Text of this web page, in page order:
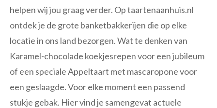
helpen wij jou graag verder. Op taartenaanhuis.nl
ontdek je de grote banketbakkerijen die op elke
locatie in ons land bezorgen. Wat te denken van
Karamel-chocolade koekjesrepen voor een jubileum
of een speciale Appeltaart met mascaropone voor
een geslaagde. Voor elke moment een passend
stukje gebak. Hier vind je samengevat actuele